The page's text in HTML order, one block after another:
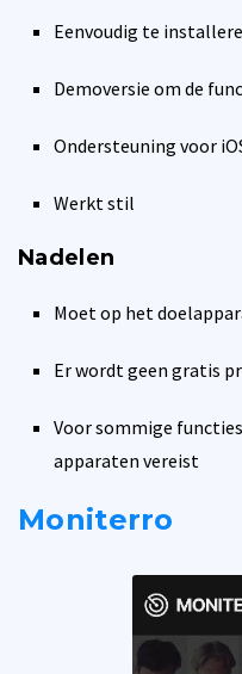
Eenvoudig te
Demoversie om de
Ondersteuning voor
Werkt stil
Nadelen
Moet op het
Er wordt geen gratis
Voor sommige
apparaten vereist
Moniterro